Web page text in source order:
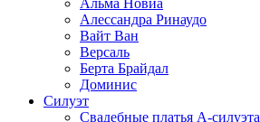
Альма Новиа
Алессандра Ринаудо
Вайт Ван
Версаль
Берта Брайдал
Доминис
Силуэт
Свадебные платья А-силуэта